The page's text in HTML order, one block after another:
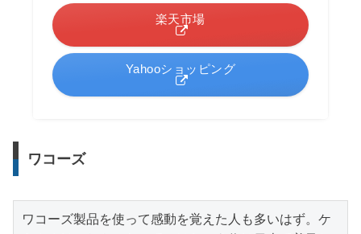
楽天市場
Yahooショッピング
ワコーズ
ワコーズ製品を使って感動を覚えた人も多いはず。ケ